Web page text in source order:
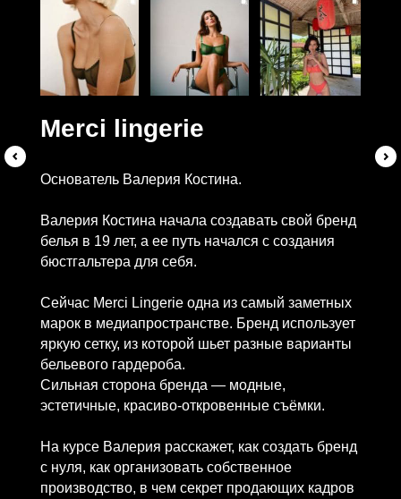
Merci lingerie
Основатель Валерия Костина.
Валерия Костина начала создавать свой бренд
белья в 19 лет, а ее путь начался с создания
бюстгальтера для себя.
Сейчас Merci Lingerie одна из самый заметных
марок в медиапространстве. Бренд использует
яркую сетку, из которой шьет разные варианты
бельевого гардероба.
Сильная сторона бренда — модные,
эстетичные, красиво-откровенные съёмки.
На курсе Валерия расскажет, как создать бренд
с нуля, как организовать собственное
производство, в чем секрет продающих кадров